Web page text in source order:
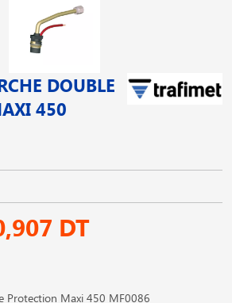
DOUBLE
450
DT
Protection Maxi 450 MF0086